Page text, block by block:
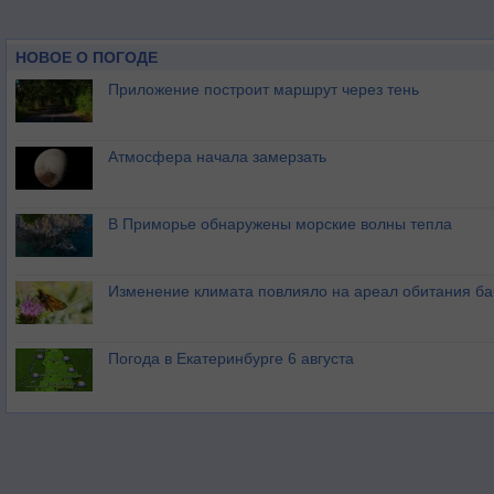
НОВОЕ О ПОГОДЕ
Приложение построит маршрут через тень
Атмосфера начала замерзать
В Приморье обнаружены морские волны тепла
Изменение климата повлияло на ареал обитания
Погода в Екатеринбурге 6 августа